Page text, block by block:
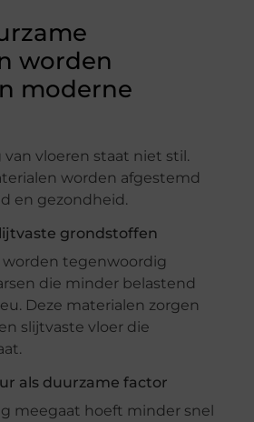
worden
moderne
vloeren staat niet stil.
worden afgestemd
en gezondheid.
grondstoffen
tegenwoordig
die minder belastend
Deze materialen zorgen
slijtvaste vloer die
als duurzame factor
meegaat hoeft minder snel